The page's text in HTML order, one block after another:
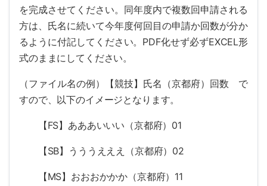
を完成させてください。同年度内で複数回申請される
方は、氏名に続いて今年度何回目の申請か回数が分か
るように付記してください。PDF化せず必ずEXCEL形
式のままにしてください。
（ファイル名の例）【競技】氏名（京都府）回数 で
すので、以下のイメージとなります。
【FS】あああいいい（京都府）01
【SB】うううえええ（京都府）02
【MS】おおおかかか（京都府）11